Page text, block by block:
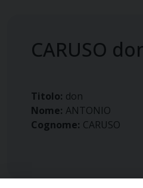
CARUSO
Titolo: don
Nome: ANTONIO
Cognome: CARUSO